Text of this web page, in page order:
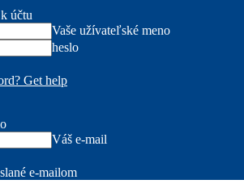
účtu
Vaše užívateľské meno
heslo
Get help
Váš e-mail
e-mailom